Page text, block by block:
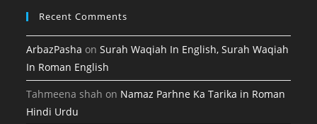
Recent Comments
ArbazPasha onSurah Waqiah In English, Surah Waqiah
In Roman English
Tahmeena shah on Namaz Parhne Ka Tarika in Roman
Hindi Urdu